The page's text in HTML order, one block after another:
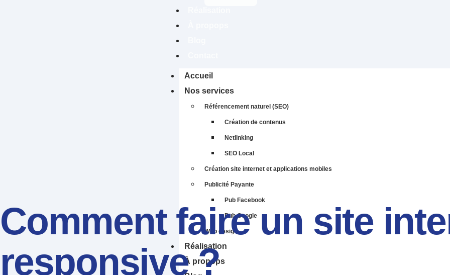
Accueil
Nos services
Référencement naturel (SEO)
Création de contenus
Netlinking
SEO Local
Création site internet et applications mobiles
Publicité Payante
Pub Facebook
Pub Google
Web design
Réalisation
À propops
Comment faire un site
responsive ?